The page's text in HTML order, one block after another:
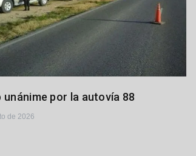
unánime por la autovía 88
de 2026